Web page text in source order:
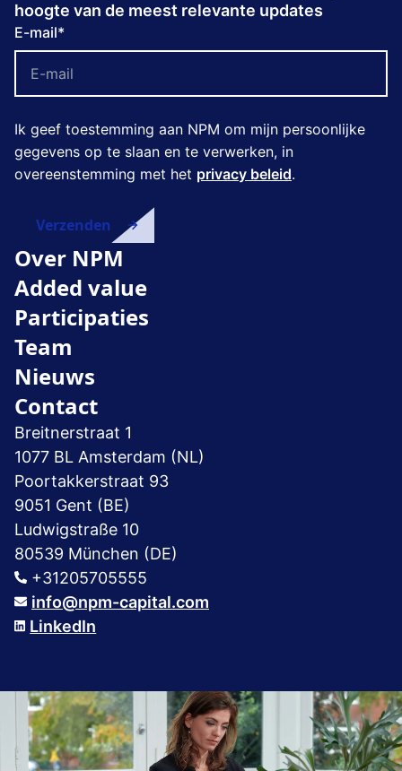
hoogte van de meest relevante updates
E-mail*
Ik geef toestemming aan NPM om mijn persoonlijke
gegevens op te slaan en te verwerken, in
overeenstemming met het privacy beleid.
Over NPM
Added value
Participaties
Team
Nieuws
Contact
Breitnerstraat 1
1077 BL Amsterdam (NL)
Poortakkerstraat 93
9051 Gent (BE)
Ludwigstraße 10
80539 München (DE)
+31205705555
info@npm-capital.com
LinkedIn